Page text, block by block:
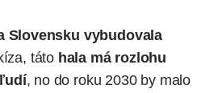
Slovensku vybudovala
táto hala má rozlohu
, no do roku 2030 by malo